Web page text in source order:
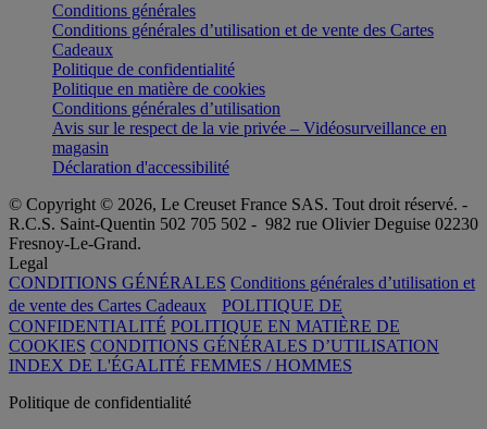
Conditions générales
Conditions générales d’utilisation et de vente des Cartes
Cadeaux
Politique de confidentialité
Politique en matière de cookies
Conditions générales d’utilisation
Avis sur le respect de la vie privée – Vidéosurveillance en
magasin
Déclaration d'accessibilité
© Copyright © 2026, Le Creuset France SAS. Tout droit réservé. -
R.C.S. Saint-Quentin 502 705 502 - 982 rue Olivier Deguise 02230
Fresnoy-Le-Grand.
Legal
CONDITIONS GÉNÉRALES Conditions générales d’utilisation et
de vente des Cartes Cadeaux
POLITIQUE DE
CONFIDENTIALITÉ POLITIQUE EN MATIÈRE DE
COOKIES CONDITIONS GÉNÉRALES D’UTILISATION
INDEX DE L'ÉGALITÉ FEMMES / HOMMES
Politique de confidentialité